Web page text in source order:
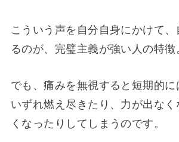
こういう声を自分自身にかけて、
るのが、完璧主義が強い人の特徴
でも、痛みを無視すると短期的に
いずれ燃え尽きたり、力が出なく
くなったりしてしまうのです。